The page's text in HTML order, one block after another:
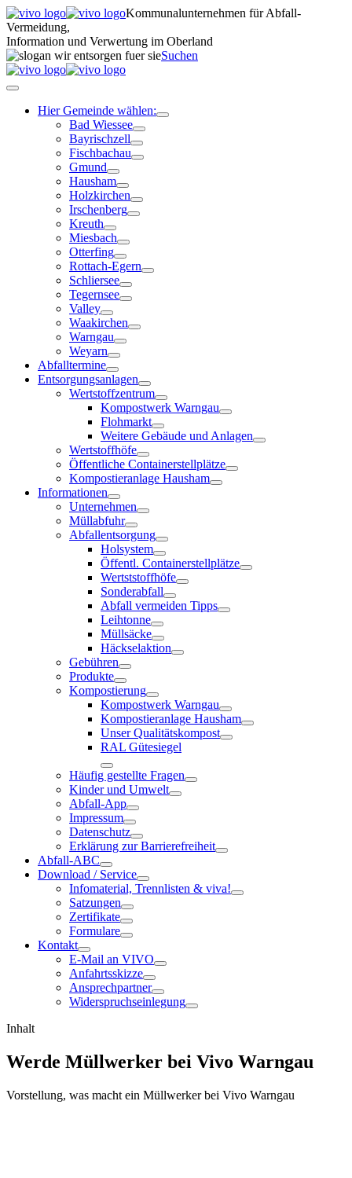
Kommunalunternehmen für Abfall-
Vermeidung,
Information und Verwertung im Oberland
Suchen
Hier Gemeinde wählen:
Bad Wiessee
Bayrischzell
Fischbachau
Gmund
Hausham
Holzkirchen
Irschenberg
Kreuth
Miesbach
Otterfing
Rottach-Egern
Schliersee
Tegernsee
Valley
Waakirchen
Warngau
Weyarn
Abfalltermine
Entsorgungsanlagen
Wertstoffzentrum
Kompostwerk Warngau
Flohmarkt
Weitere Gebäude und Anlagen
Wertstoffhöfe
Öffentliche Containerstellplätze
Kompostieranlage Hausham
Informationen
Unternehmen
Müllabfuhr
Abfallentsorgung
Holsystem
Öffentl. Containerstellplätze
Wertststoffhöfe
Sonderabfall
Abfall vermeiden Tipps
Leihtonne
Müllsäcke
Häckselaktion
Gebühren
Produkte
Kompostierung
Kompostwerk Warngau
Kompostieranlage Hausham
Unser Qualitätskompost
RAL Gütesiegel
Häufig gestellte Fragen
Kinder und Umwelt
Abfall-App
Impressum
Datenschutz
Erklärung zur Barrierefreiheit
Abfall-ABC
Download / Service
Infomaterial, Trennlisten & viva!
Satzungen
Zertifikate
Formulare
Kontakt
E-Mail an VIVO
Anfahrtsskizze
Ansprechpartner
Widerspruchseinlegung
Inhalt
Werde Müllwerker bei Vivo Warngau
Vorstellung, was macht ein Müllwerker bei Vivo Warngau